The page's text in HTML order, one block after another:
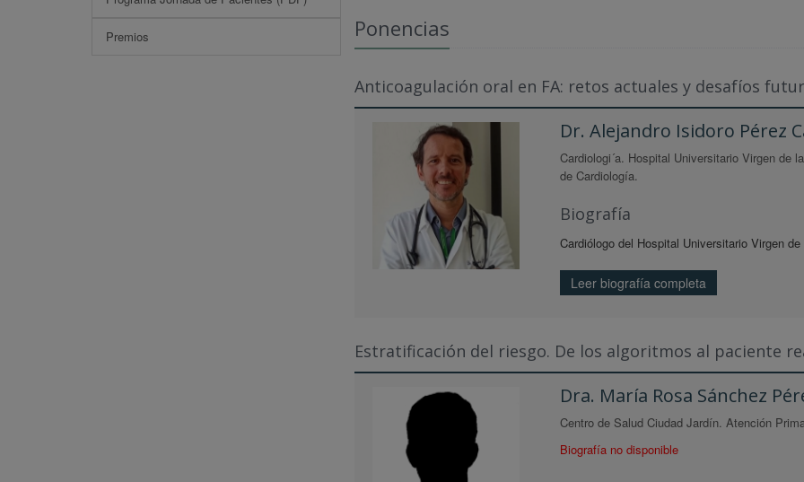
Premios Ponencias
Anticoagulación oral en FA: retos actuales y desafíos
Dr. Alejandro Isidoro Pérez
Cardiologi´a. Hospital Universitario Virgen de
de Cardiología.
Biografía
Cardiólogo del Hospital Universitario Virgen
Leer biografía completa
Estratificación del riesgo. De los algoritmos al paciente
Dra. María Rosa Sánchez
Centro de Salud Ciudad Jardín. Atención
Biografía no disponible